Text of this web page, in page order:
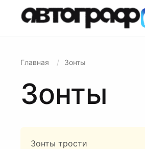
Главная Зонты
Зонты
Зонты трости